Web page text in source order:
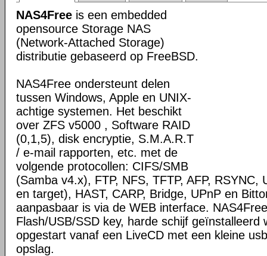
NAS4Free is een embedded
opensource Storage NAS
(Network-Attached Storage)
distributie gebaseerd op FreeBSD.
NAS4Free ondersteunt delen
tussen Windows, Apple en UNIX-
achtige systemen. Het beschikt
over ZFS v5000 , Software RAID
(0,1,5), disk encryptie, S.M.A.R.T
/ e-mail rapporten, etc. met de
volgende protocollen: CIFS/SMB
(Samba v4.x), FTP, NFS, TFTP, AFP, RSYNC,
en target), HAST, CARP, Bridge, UPnP en
aanpasbaar is via de WEB interface.
Flash/USB/SSD key, harde schijf geïnstalleerd
opgestart vanaf een LiveCD met een kleine
opslag.